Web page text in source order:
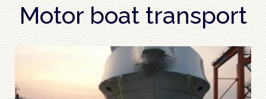
Motor boat transport